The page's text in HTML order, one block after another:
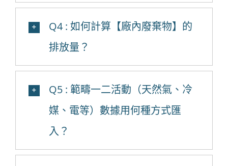
Q4 : 如何計算【廠內廢棄物】的
排放量？
Q5 : 範疇一二活動（天然氣、冷
媒、電等）數據用何種方式匯
入？